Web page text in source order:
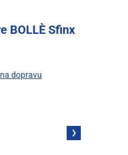
BOLLÈ Sfinx
dopravu